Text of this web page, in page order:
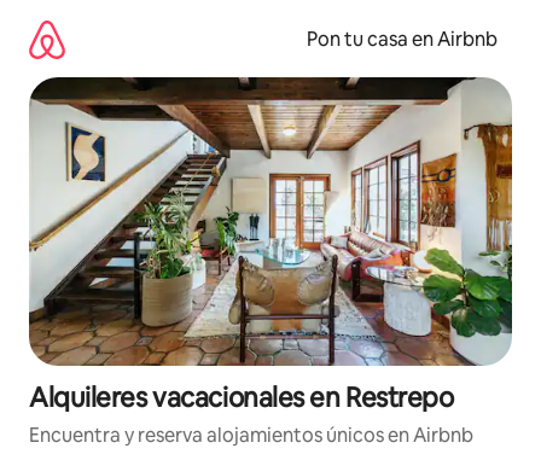
contenido
Pon tu casa en Airbnb
Alquileres vacacionales en Restrepo
Encuentra y reserva alojamientos únicos en Airbnb